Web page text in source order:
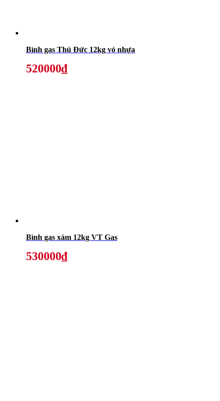
Bình gas Thủ Đức 12kg vỏ nhựa
520000₫
Bình gas xám 12kg VT Gas
530000₫